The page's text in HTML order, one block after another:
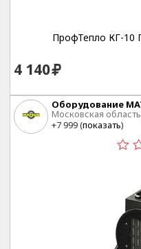
ПрофТепло КГ-10
4 140
Оборудование
Московская
Быково, ул.
+7 999 (показать)